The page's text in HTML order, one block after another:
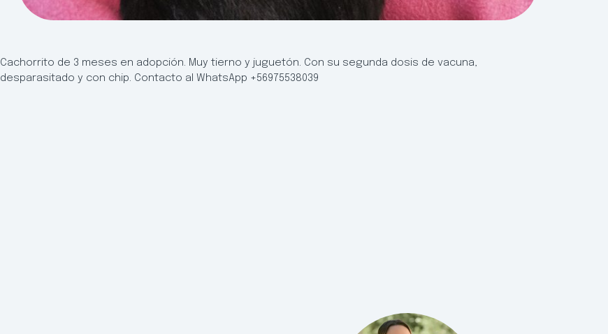
Cachorrito de 3 meses en adopción. Muy tierno y juguetón. Con su segunda dosis de vacuna,
desparasitado y con chip. Contacto al WhatsApp +56975538039